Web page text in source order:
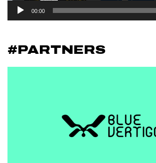
00:00
#PARTNERS